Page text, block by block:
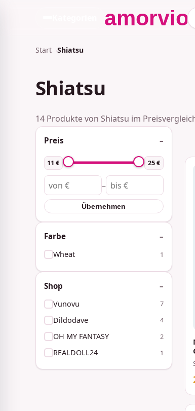
Start Shiatsu
Shiatsu
14 Produkte von Shiatsu im
Preis
11 € 25 €
–
Übernehmen
Farbe
Wheat 1
Shop
Vunovu 7
Dildodave 4
OH MY FANTASY 2
REALDOLL24 1